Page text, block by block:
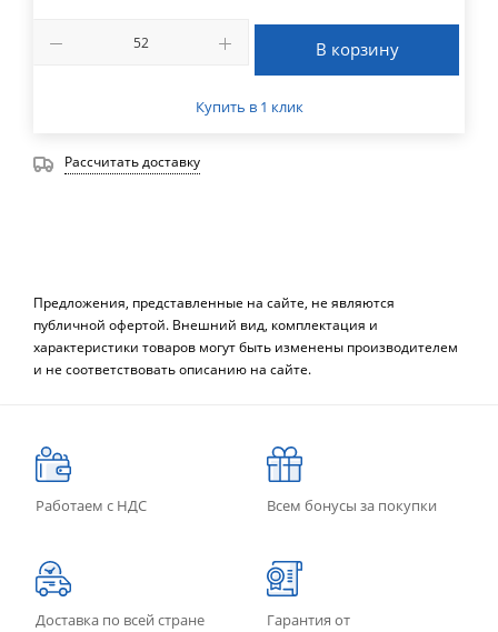
В корзину
Купить в 1 клик
Рассчитать доставку
Предложения, представленные на сайте, не являются
публичной офертой. Внешний вид, комплектация и
характеристики товаров могут быть изменены производителем
и не соответствовать описанию на сайте.
Работаем с НДС Всем бонусы за покупки
Доставка по всей стране
Гарантия от